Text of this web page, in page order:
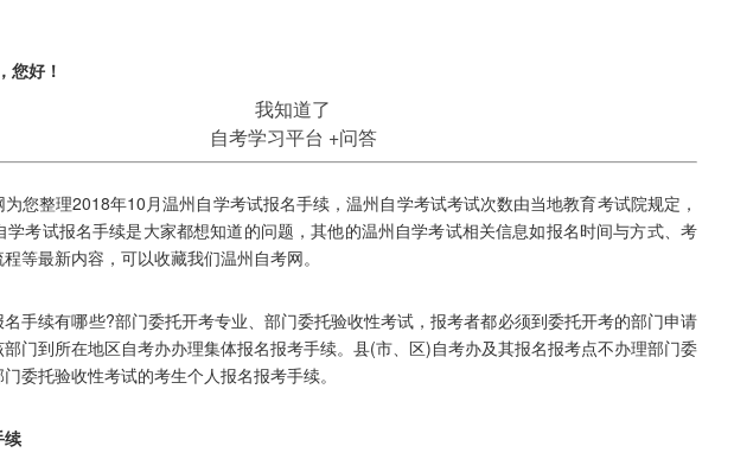
您好！
我知道了
自考学习平台 +问答
整理2018年10月温州自学考试报名手续，温州自学考试考试次数由当地教育考试院规定，
学考试报名手续是大家都想知道的问题，其他的温州自学考试相关信息如报名时间与方式、考
等最新内容，可以收藏我们温州自考网。
续有哪些?部门委托开考专业、部门委托验收性考试，报考者都必须到委托开考的部门申请
门到所在地区自考办办理集体报名报考手续。县(市、区)自考办及其报名报考点不办理部门委
委托验收性考试的考生个人报名报考手续。